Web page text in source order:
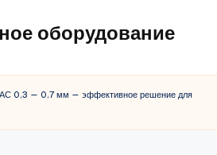
оборудование
0,3 — 0,7 мм — эффективное решение для